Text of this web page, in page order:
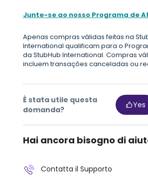
Junte-se ao nosso Programa de
Apenas compras válidas feitas na
International qualificam para o
da StubHub International. Compras
incluem transações canceladas ou
È stata utile questa
domanda?
Yes
Hai ancora bisogno di
Contatta il Supporto